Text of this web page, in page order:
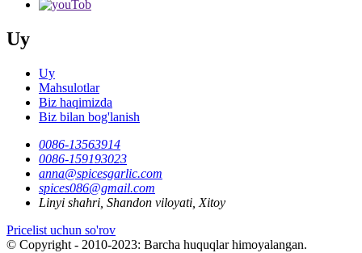
Uy
Uy
Mahsulotlar
Biz haqimizda
Biz bilan bog'lanish
0086-13563914
0086-159193023
anna@spicesgarlic.com
spices086@gmail.com
Linyi shahri, Shandon viloyati, Xitoy
Pricelist uchun so'rov
© Copyright - 2010-2023: Barcha huquqlar himoyalangan.